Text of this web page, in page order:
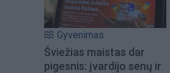
Gyvenimas
Šviežias maistas dar
pigesnis: įvardijo senų ir